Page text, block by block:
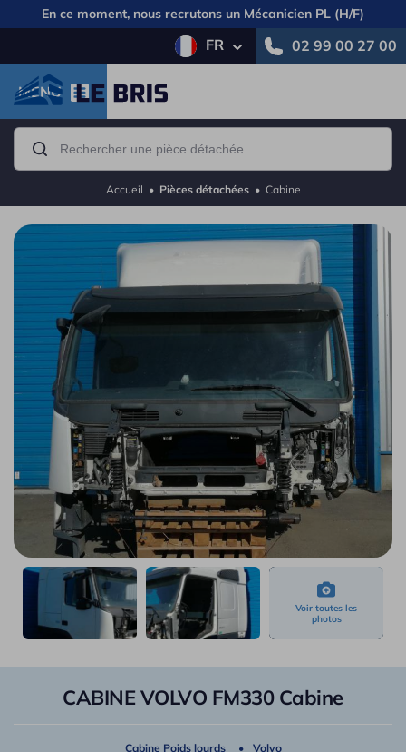
En ce moment, nous recrutons un Mécanicien PL (H/F)
FR 02 99 00 27 00
MENU
Accueil • Pièces détachées• Cabine
CABINE VOLVO FM330 Cabine
Cabine Poids lourds Volvo